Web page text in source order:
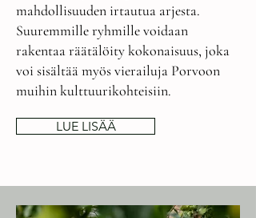
mahdollisuuden irtautua arjesta.
Suuremmille ryhmille voidaan
rakentaa räätälöity kokonaisuus, joka
voi sisältää myös vierailuja Porvoon
muihin kulttuurikohteisiin.
LUE LISÄÄ